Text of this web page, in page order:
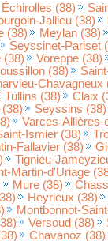
Échirolles (38)
Jallieu (38)
(38) Meylan (38)
Seyssinet-Pariset
(38) Voreppe (38)
(38)
Chavagneux
Tullins (38) Claix
Seyssins (38)
Varces-Allières-
Ismier (38)
Fallavier (38)
Tignieu-
Martin-d'Uriage
Mure (38)
Heyrieux (38)
Montbonnot-
Versoud (38)
Chavanoz (38)